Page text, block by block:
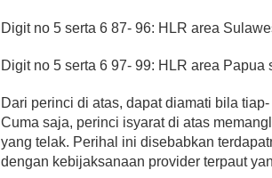
Digit no 5 serta 6 87- 96: HLR area
Digit no 5 serta 6 97- 99: HLR area Papua
Dari perinci di atas, dapat diamati bila
Cuma saja, perinci isyarat di atas
yang telak. Perihal ini disebabkan
dengan kebijaksanaan provider terpaut